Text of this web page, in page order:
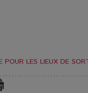
LES LIEUX DE